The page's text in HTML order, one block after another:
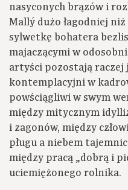
nasyconych brązów i
Mallý dużo łagodniej
sylwetkę bohatera
majaczącymi w
artyści pozostają raczej
kontemplacyjni w
powściągliwi w swym
między mitycznym
i zagonów, między
pługu a niebem
między pracą „dobrą i
uciemiężonego rolnika.